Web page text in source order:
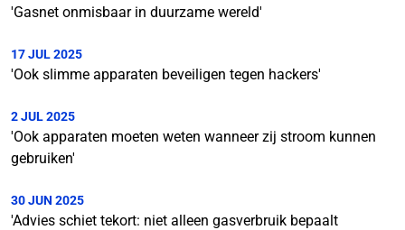
'Gasnet onmisbaar in duurzame wereld'
17 JUL 2025
'Ook slimme apparaten beveiligen tegen hackers'
2 JUL 2025
'Ook apparaten moeten weten wanneer zij stroom kunnen
gebruiken'
30 JUN 2025
'Advies schiet tekort: niet alleen gasverbruik bepaalt